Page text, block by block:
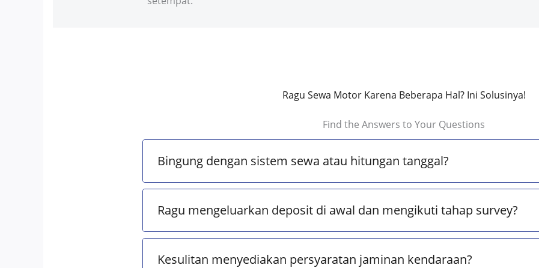
Ragu Sewa Motor Karena Beberapa Hal? Ini Solusinya!
Find the Answers to Your Questions
Bingung dengan sistem sewa atau hitungan tanggal?
Ragu mengeluarkan deposit di awal dan mengikuti tahap survey?
Kesulitan menyediakan persyaratan jaminan kendaraan?